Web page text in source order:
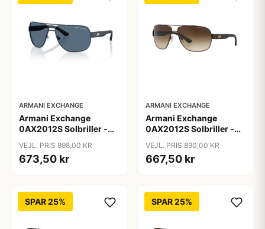
ARMANI EXCHANGE
Armani Exchange
0AX2012S Solbriller -
VEJL. PRIS 898,00 KR
673,50 kr
ARMANI EXCHANGE
Armani Exchange
0AX2012S Solbriller -
VEJL. PRIS 890,00 KR
667,50 kr
SPAR 25% SPAR 25%